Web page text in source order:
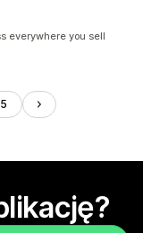
everywhere you sell